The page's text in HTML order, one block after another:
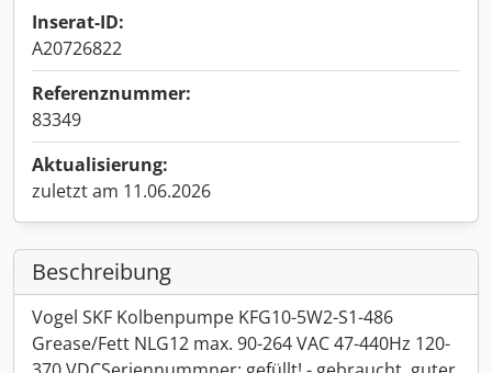
Inserat-ID:
A20726822
Referenznummer:
83349
Aktualisierung:
zuletzt am 11.06.2026
Beschreibung
Vogel SKF Kolbenpumpe KFG10-5W2-S1-486
Grease/Fett NLG12 max. 90-264 VAC 47-440Hz 120-